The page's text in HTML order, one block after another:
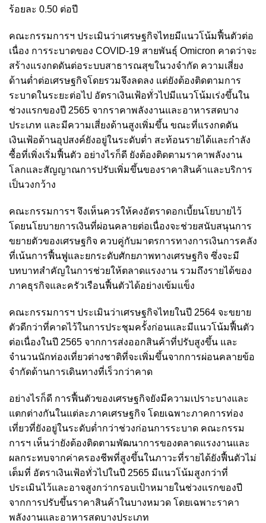
ร้อยละ 0.50 ต่อปี
คณะกรรมการฯ ประเมินว่าเศรษฐกิจไทยมีแนวโน้มฟื้นตัวต่อ
เนื่อง การระบาดของ COVID-19 สายพันธุ์ Omicron คาดว่าจะ
สร้างแรงกดดันต่อระบบสาธารณสุขในวงจำกัด ความเสี่ยง
ด้านต่ำต่อเศรษฐกิจโดยรวมจึงลดลง แต่ยังต้องติดตามการ
ระบาดในระยะต่อไป อัตราเงินเฟ้อทั่วไปมีแนวโน้มเร่งขึ้นใน
ช่วงแรกของปี 2565 จากราคาพลังงานและอาหารสดบาง
ประเภท และมีความเสี่ยงด้านสูงเพิ่มขึ้น ขณะที่แรงกดดัน
เงินเฟ้อด้านอุปสงค์ยังอยู่ในระดับต่ำ สะท้อนรายได้และกำลัง
ซื้อที่เพิ่งเริ่มฟื้นตัว อย่างไรก็ดี ยังต้องติดตามราคาพลังงาน
โลกและสัญญาณการปรับเพิ่มขึ้นของราคาสินค้าและบริการ
เป็นวงกว้าง
คณะกรรมการฯ จึงเห็นควรให้คงอัตราดอกเบี้ยนโยบายไว้
โดยนโยบายการเงินที่ผ่อนคลายต่อเนื่องจะช่วยสนับสนุนการ
ขยายตัวของเศรษฐกิจ ควบคู่กับมาตรการทางการเงินการคลัง
ที่เน้นการฟื้นฟูและยกระดับศักยภาพทางเศรษฐกิจ ซึ่งจะมี
บทบาทสำคัญในการช่วยให้ตลาดแรงงาน รวมถึงรายได้ของ
ภาคธุรกิจและครัวเรือนฟื้นตัวได้อย่างเข้มแข็ง
คณะกรรมการฯ ประเมินว่าเศรษฐกิจไทยในปี 2564 จะขยาย
ตัวดีกว่าที่คาดไว้ในการประชุมครั้งก่อนและมีแนวโน้มฟื้นตัว
ต่อเนื่องในปี 2565 จากการส่งออกสินค้าที่ปรับสูงขึ้น และ
จำนวนนักท่องเที่ยวต่างชาติที่จะเพิ่มขึ้นจากการผ่อนคลายข้อ
จำกัดด้านการเดินทางที่เร็วกว่าคาด
อย่างไรก็ดี การฟื้นตัวของเศรษฐกิจยังมีความเปราะบางและ
แตกต่างกันในแต่ละภาคเศรษฐกิจ โดยเฉพาะภาคการท่อง
เที่ยวที่ยังอยู่ในระดับต่ำกว่าช่วงก่อนการระบาด คณะกรรม
การฯ เห็นว่ายังต้องติดตามพัฒนาการของตลาดแรงงานและ
ผลกระทบจากค่าครองชีพที่สูงขึ้นในภาวะที่รายได้ยังฟื้นตัวไม่
เต็มที่ อัตราเงินเฟ้อทั่วไปในปี 2565 มีแนวโน้มสูงกว่าที่
ประเมินไว้และอาจสูงกว่ากรอบเป้าหมายในช่วงแรกของปี
จากการปรับขึ้นราคาสินค้าในบางหมวด โดยเฉพาะราคา
พลังงานและอาหารสดบางประเภท